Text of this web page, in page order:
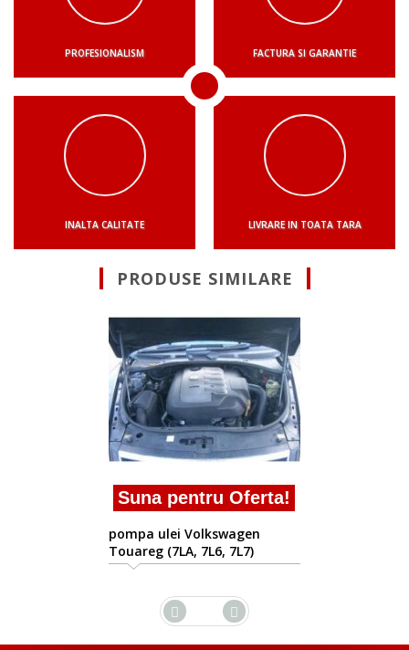
PROFESIONALISM FACTURA SI GARANTIE
INALTA CALITATE LIVRARE IN TOATA TARA
PRODUSE SIMILARE
Suna pentru
pompa ulei
Touareg (7LA, 7L6,
2002/10-2010/05